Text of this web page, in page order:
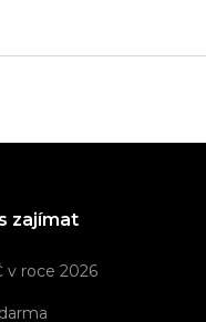
zajímat
v roce 2026